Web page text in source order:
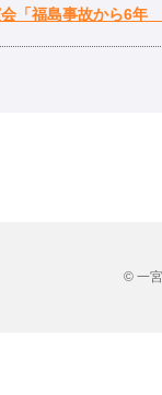
「福島事故から6年
© 一